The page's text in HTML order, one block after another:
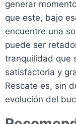
generar
que este, bajo
encuentre una
puede ser
tranquilidad que
satisfactoria y
Rescate es, sin
evolución del